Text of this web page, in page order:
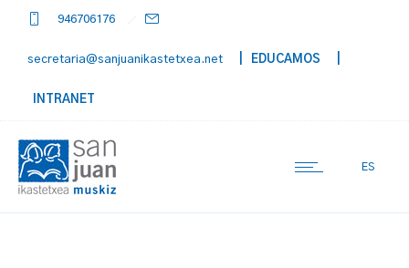
946706176
secretaria@sanjuanikastetxea.net | EDUCAMOS
INTRANET
ES